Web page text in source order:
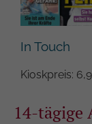
In Touch
Kioskpreis:
14-tägige